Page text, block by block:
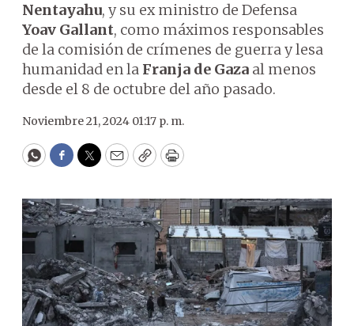
Nentayahu, y su ex ministro de Defensa
Yoav Gallant, como máximos responsables
de la comisión de crímenes de guerra y lesa
humanidad en la Franja de Gaza al menos
desde el 8 de octubre del año pasado.
Noviembre 21, 2024 01:17 p. m.
WhatsApp
Facebook
Twitter
EmailCopyPrint